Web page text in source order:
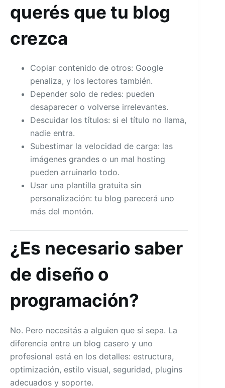
querés que tu blog
crezca
Copiar contenido de otros: Google
penaliza, y los lectores también.
Depender solo de redes: pueden
desaparecer o volverse irrelevantes.
Descuidar los títulos: si el título no llama,
nadie entra.
Subestimar la velocidad de carga: las
imágenes grandes o un mal hosting
pueden arruinarlo todo.
Usar una plantilla gratuita sin
personalización: tu blog parecerá uno
más del montón.
¿Es necesario saber
de diseño o
programación?
No. Pero necesitás a alguien que sí sepa. La
diferencia entre un blog casero y uno
profesional está en los detalles: estructura,
optimización, estilo visual, seguridad, plugins
adecuados y soporte.